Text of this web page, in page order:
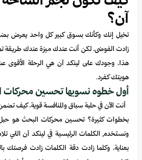
آن؟
تخيل إنك وكأنك بسوق كبير كل واحد يعرض
زادت الفوضى، لكن أنت عندك ميزة عندك
هذا، وجودك على لينكد آن هي الرحلة الأقوى
هويتك كفرد.
أول خطوه نسويها تحسين محركات
أنت الآن في حلبة سباق والمنافسة قوية، كيف
بخطوات كثيرة؟ تحسين محركات البحث هو حبل
ونستخدم الكلمات الرئيسية في لينكد آن اللي
بعناية، وكلما زادت دقة الكلمات زادت فرصتك